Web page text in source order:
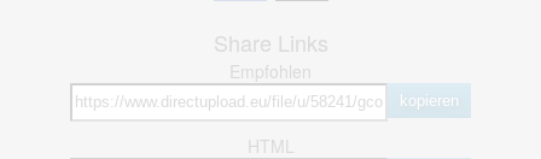
Share Links
Empfohlen
kopieren
HTML